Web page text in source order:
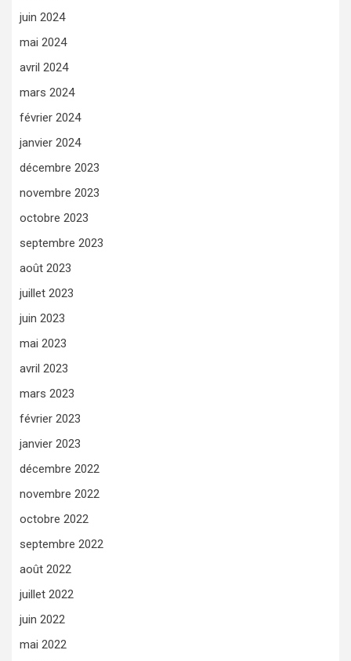
juin 2024
mai 2024
avril 2024
mars 2024
février 2024
janvier 2024
décembre 2023
novembre 2023
octobre 2023
septembre 2023
août 2023
juillet 2023
juin 2023
mai 2023
avril 2023
mars 2023
février 2023
janvier 2023
décembre 2022
novembre 2022
octobre 2022
septembre 2022
août 2022
juillet 2022
juin 2022
mai 2022